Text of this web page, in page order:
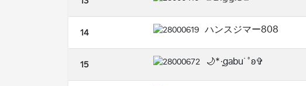
14 ハンスジマー808
15 🌙*·̩͙gabu˙˚ʚ✞